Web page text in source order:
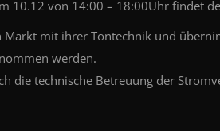
10.12 von 14:00 – 18:00Uhr findet
mit ihrer Tontechnik und
werden.
die technische Betreuung der